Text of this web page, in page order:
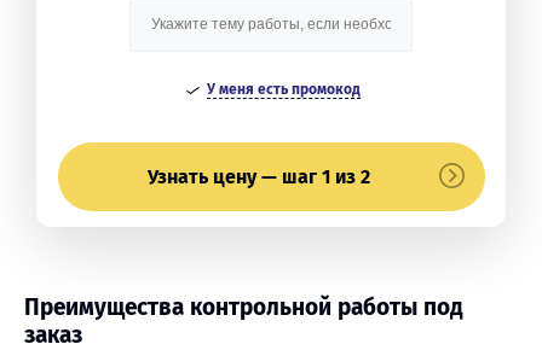
У меня есть промокод
Узнать цену — шаг 1 из 2
Преимущества контрольной работы под
заказ